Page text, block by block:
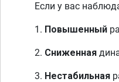
Если у вас
1. Повышенный
2. Сниженная
3. Нестабильная